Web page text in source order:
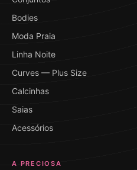
Bodies
Moda Praia
Linha Noite
Curves — Plus Size
Calcinhas
Saias
Acessórios
A PRECIOSA